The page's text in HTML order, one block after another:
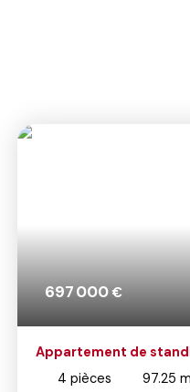
697 000
Résidence
4pièces